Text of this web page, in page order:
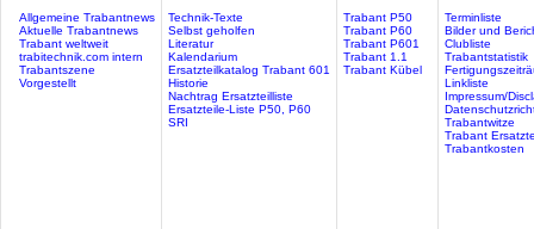
Allgemeine Trabantnews
Aktuelle Trabantnews
Trabant weltweit
trabitechnik.com intern
Trabantszene
Vorgestellt
Technik-Texte
Selbst geholfen
Literatur
Kalendarium
Ersatzteilkatalog Trabant 601
Historie
Nachtrag Ersatzteilliste
Ersatzteile-Liste P50, P60
SRI
Trabant P50
Trabant P60
Trabant P601
Trabant 1.1
Trabant Kübel
Terminliste
Bilder und
Clubliste
Trabantstatistik
Linkliste
Impressum/
Trabantwitze
Trabant
Trabantkosten